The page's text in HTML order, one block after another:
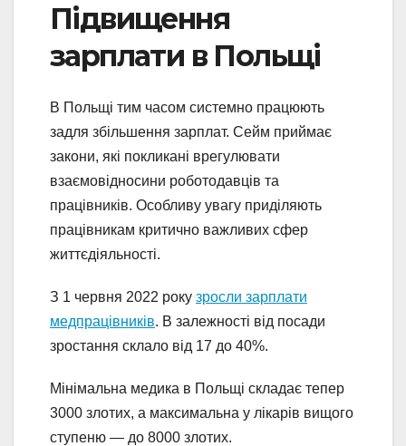
Підвищення
зарплати в Польщі
В Польщі тим часом системно працюють
задля збільшення зарплат. Сейм приймає
закони, які покликані врегулювати
взаємовідносини роботодавців та
працівників. Особливу увагу приділяють
працівникам критично важливих сфер
життєдіяльності.
З 1 червня 2022 року зросли зарплати
медпрацівників. В залежності від посади
зростання склало від 17 до 40%.
Мінімальна медика в Польщі складає тепер
3000 злотих, а максимальна у лікарів вищого
ступеню — до 8000 злотих.